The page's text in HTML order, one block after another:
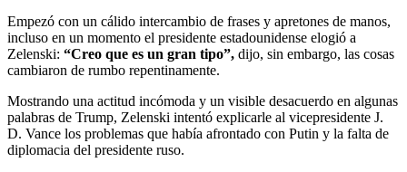
Empezó con un cálido intercambio de frases y apretones de manos,
incluso en un momento el presidente estadounidense elogió a
Zelenski: “Creo que es un gran tipo”, dijo, sin embargo, las cosas
cambiaron de rumbo repentinamente.
Mostrando una actitud incómoda y un visible desacuerdo en algunas
palabras de Trump, Zelenski intentó explicarle al vicepresidente J.
D. Vance los problemas que había afrontado con Putin y la falta de
diplomacia del presidente ruso.